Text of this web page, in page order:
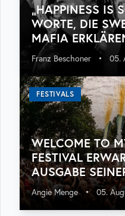
„HAPPINESS IS
WORTE, DIE
MAFIA
Franz Beschoner • 05.
FESTIVALS
WELCOME TO
FESTIVAL
USGABE
Angie Menge • 05.